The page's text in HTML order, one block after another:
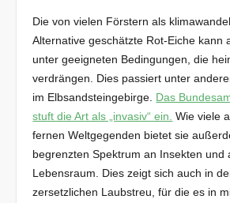
Die von vielen Förstern als
Alternative geschätzte Rot-Eiche kann
unter geeigneten Bedingungen, die
verdrängen. Dies passiert unter
im Elbsandsteingebirge. Das
stuft die Art als „invasiv“ ein. Wie viele
fernen Weltgegenden bietet sie
begrenzten Spektrum an Insekten und
Lebensraum. Dies zeigt sich auch in
zersetzlichen Laubstreu, für die es in